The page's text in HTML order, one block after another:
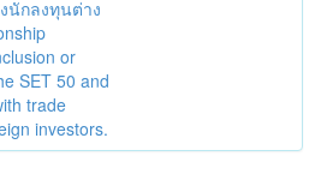
นักลงทุนต่าง
or
SET 50 and
trade
investors.